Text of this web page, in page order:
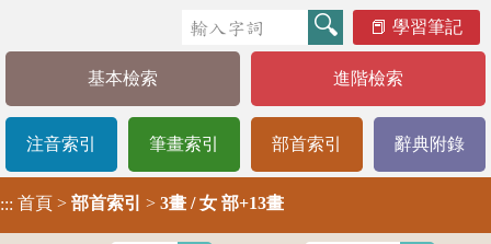
學習筆記
基本檢索 進階檢索
注音索引 筆畫索引 部首索引 辭典附錄
::: 首頁 > 部首索引 > 3畫 / 女 部+13畫